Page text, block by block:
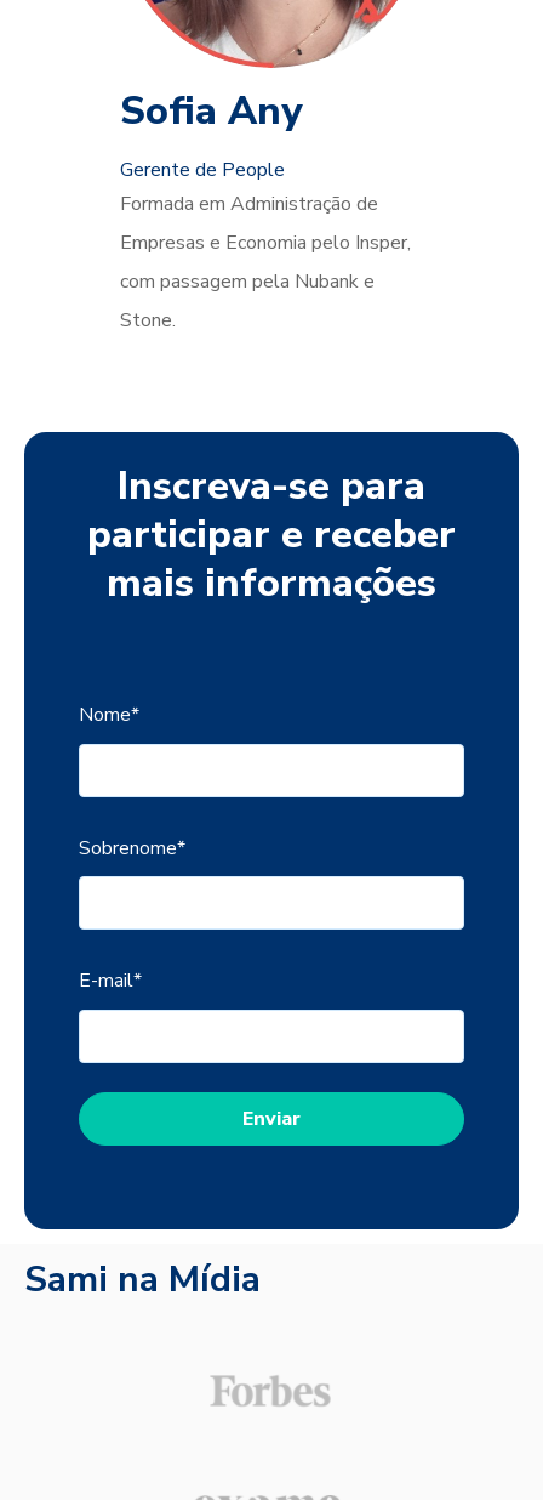
Sofia Any
Gerente de People
Formada em Administração de
Empresas e Economia pelo Insper,
com passagem pela Nubank e
Stone.
Inscreva-se para
participar e receber
mais informações
Nome*
Sobrenome*
E-mail*
Sami na Mídia